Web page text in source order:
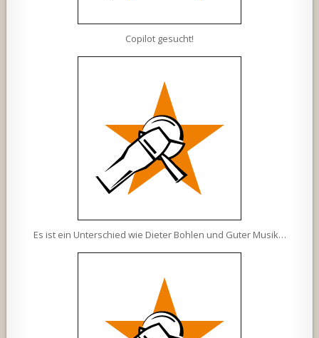
Copilot gesucht!
Es ist ein Unterschied wie Dieter Bohlen und Guter Musik…